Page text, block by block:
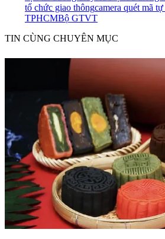
tổ chức giao thôngcamera quét mã
TPHCMBộ GTVT
TIN CÙNG CHUYÊN MỤC